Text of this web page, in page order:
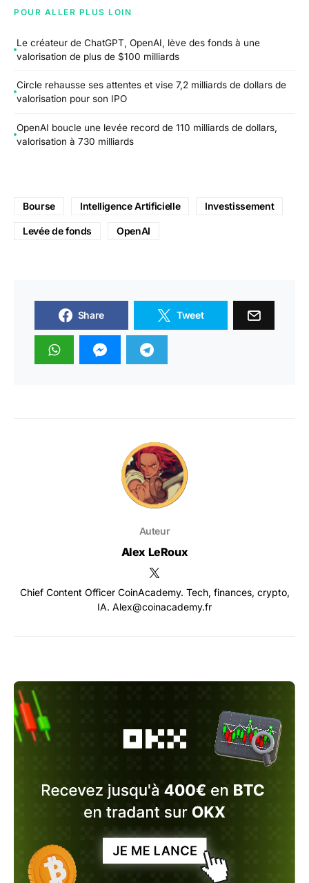
POUR ALLER PLUS LOIN
Le créateur de ChatGPT, OpenAI, lève des fonds à une
valorisation de plus de $100 milliards
Circle rehausse ses attentes et vise 7,2 milliards de dollars de
valorisation pour son IPO
OpenAI boucle une levée record de 110 milliards de dollars,
valorisation à 730 milliards
Bourse Intelligence Artificielle Investissement
Levée de fonds OpenAI
Share Tweet
Auteur
Alex LeRoux
Chief Content Officer CoinAcademy. Tech, finances, crypto,
IA. Alex@coinacademy.fr